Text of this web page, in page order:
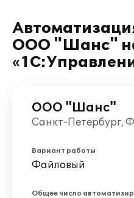
ООО "Шанс"
ООО "Шанс"
Санкт-Петербург,
Вариант работы
Файловый
Общее число